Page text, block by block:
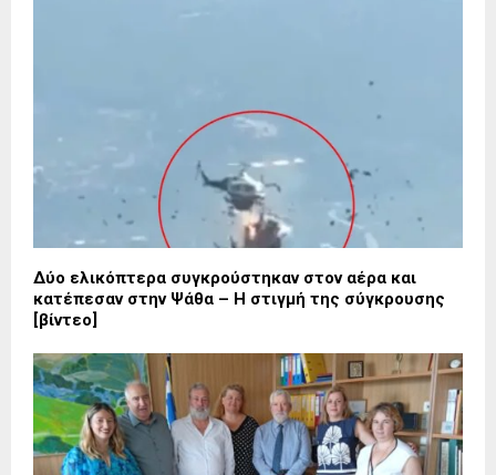
Δύο ελικόπτερα συγκρούστηκαν στον αέρα και
κατέπεσαν στην Ψάθα – Η στιγμή της σύγκρουσης
[βίντεο]